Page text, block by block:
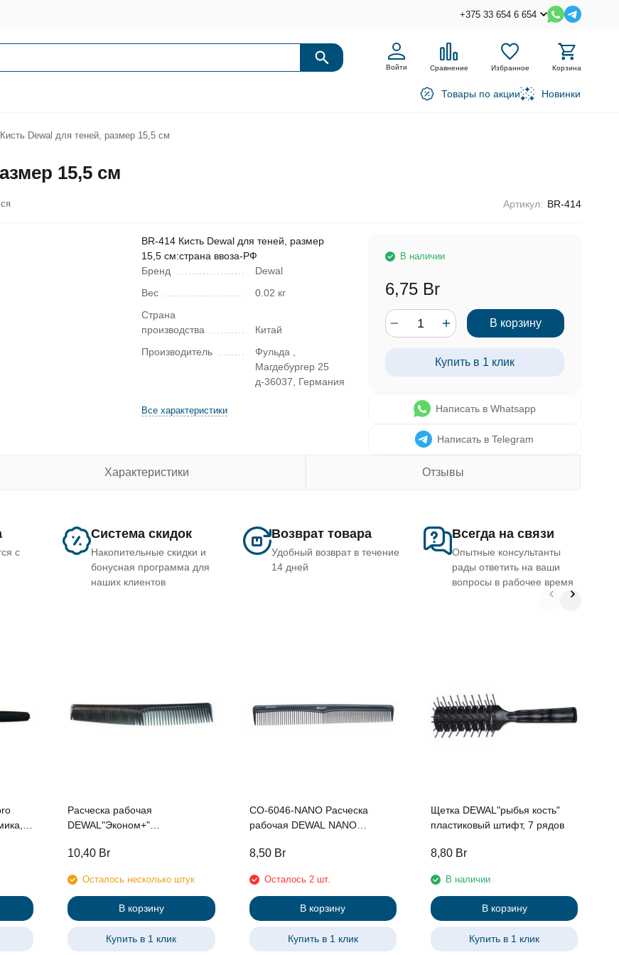
+375 33 654 6 654
Войти Сравнение Избранное Корзина
Товары по акции Новинки
Dewal для теней, размер 15,5 см
15,5 см
Артикул: BR-414
BR-414 Кисть Dewal для теней, размер
15,5 см:страна ввоза-РФ
Бренд
Dewal
Вес
0.02 кг
Страна
производства
Китай
Производитель
Фульда ,
Магдебургер 25
д-36037, Германия
Все характеристики
В наличии
6,75 Br
В корзину
Купить в 1 клик
Написать в Whatsapp
Написать в Telegram
Характеристики Отзывы
с
Система скидок
Накопительные скидки и
бонусная программа для
наших клиентов
Возврат товара
Удобный возврат в течение
14 дней
Всегда на связи
Опытные консультанты
рады ответить на ваши
вопросы в рабочее время
Расческа рабочая
DEWAL"Эконом+"
см
10,40 Br
Осталось несколько штук
В корзину
Купить в 1 клик
CO-6046-NANO Расческа
рабочая DEWAL NANO
черная 18,5 см
8,50 Br
Осталось 2 шт.
В корзину
Купить в 1 клик
Щетка DEWAL"рыбья кость"
пластиковый штифт, 7 рядов
8,80 Br
В наличии
В корзину
Купить в 1 клик